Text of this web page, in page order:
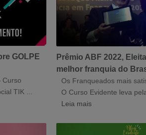
dos concursos"
+
GOLPE
Curso
TIK ...
Prêmio ABF 2022,
melhor franquia do
Os Franqueados mais
O Curso Evidente leva
Leia mais